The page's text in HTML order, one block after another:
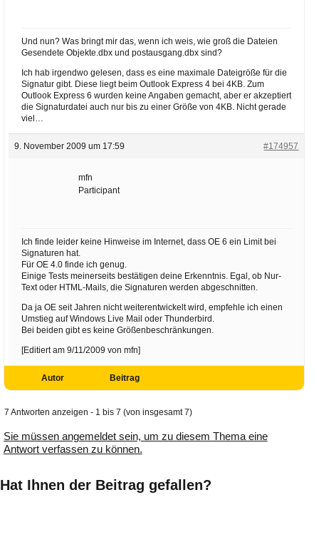
Und nun? Was bringt mir das, wenn ich weis, wie groß die Dateien
Gesendete Objekte.dbx und postausgang.dbx sind?
Ich hab irgendwo gelesen, dass es eine maximale Dateigröße für die
Signatur gibt. Diese liegt beim Outlook Express 4 bei 4KB. Zum
Outlook Express 6 wurden keine Angaben gemacht, aber er akzeptiert
die Signaturdatei auch nur bis zu einer Größe von 4KB. Nicht gerade
viel…
9. November 2009 um 17:59 #174957
mfn
Participant
Ich finde leider keine Hinweise im Internet, dass OE 6 ein Limit bei
Signaturen hat.
Für OE 4.0 finde ich genug.
Einige Tests meinerseits bestätigen deine Erkenntnis. Egal, ob Nur-
Text oder HTML-Mails, die Signaturen werden abgeschnitten.
Da ja OE seit Jahren nicht weiterentwickelt wird, empfehle ich einen
Umstieg auf Windows Live Mail oder Thunderbird.
Bei beiden gibt es keine Größenbeschränkungen.
[Editiert am 9/11/2009 von mfn]
Autor Beitrag
7 Antworten anzeigen - 1 bis 7 (von insgesamt 7)
Sie müssen angemeldet sein, um zu diesem Thema eine
Antwort verfassen zu können.
Hat Ihnen der Beitrag gefallen?